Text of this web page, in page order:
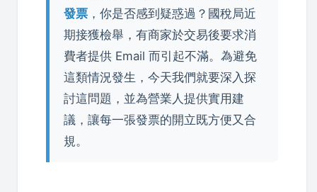
發票 ，你是否感到疑惑過？國稅局近
期接獲檢舉，有商家於交易後要求消
費者提供 Email 而引起不滿。為避免
這類情況發生，今天我們就要深入探
討這問題，並為營業人提供實用建
議，讓每一張發票的開立既方便又合
規。